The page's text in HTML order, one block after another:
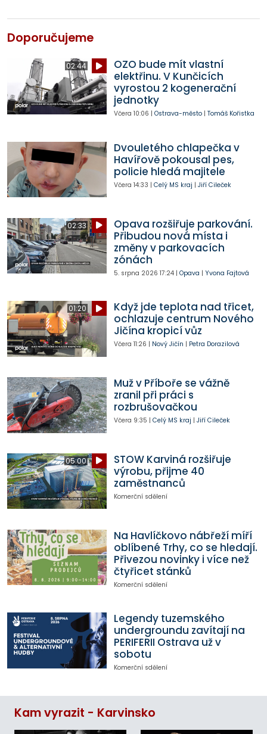
Doporučujeme
02:44
OZO bude mít vlastní
elektřinu. V Kunčicích
vyrostou 2 kogenerační
jednotky
Včera 10:06 | Ostrava-město| Tomáš Kořistka
Dvouletého chlapečka v
Havířově pokousal pes,
policie hledá majitele
Včera 14:33 | Celý MS kraj | Jiří Cileček
02:33
Opava rozšiřuje parkování.
Přibudou nová místa i
změny v parkovacích
zónách
5. srpna 2026 17:24| Opava | Yvona Fajtová
01:20
Když jde teplota nad třicet,
ochlazuje centrum Nového
Jičína kropicí vůz
Včera 11:26 | Nový Jičín | Petra Dorazilová
Muž v Příboře se vážně
zranil při práci s
rozbrušovačkou
Včera 9:35 | Celý MS kraj | Jiří Cileček
05:00
STOW Karviná rozšiřuje
výrobu, přijme 40
zaměstnanců
Komerční sdělení
Na Havlíčkovo nábřeží míří
oblíbené Trhy, co se hledají.
Přivezou novinky i více než
čtyřicet stánků
Komerční sdělení
Legendy tuzemského
undergroundu zavítají na
PERIFERII Ostrava už v
sobotu
Komerční sdělení
Kam vyrazit - Karvinsko